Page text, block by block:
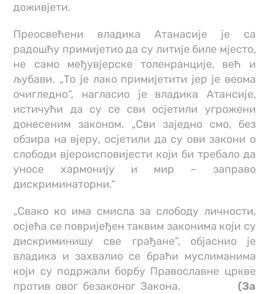
доживјети.
Преосвећени владика Атанасије је са
радошћу примијетио да су литије биле мјесто,
не само међувјерске толенранције, већ и
љубави. „То је лако примијетити јер је веома
очигледно“, нагласио је владика Атансије,
истичући да су се сви осјетили угрожени
донесеним законом. „Сви заједно смо, без
обзира на вјеру, осјетили да су ови закони о
слободи вјероисповијести који би требало да
уносе хармонију и мир – заправо
дискриминаторни.“
„Свако ко има смисла за слободу личности,
осјећа се повријеђен таквим законима који су
дискриминишу све грађане“, објаснио је
владика и захвалио се браћи муслиманима
који су подржали борбу Православне цркве
против овог безаконог Закона.
(За